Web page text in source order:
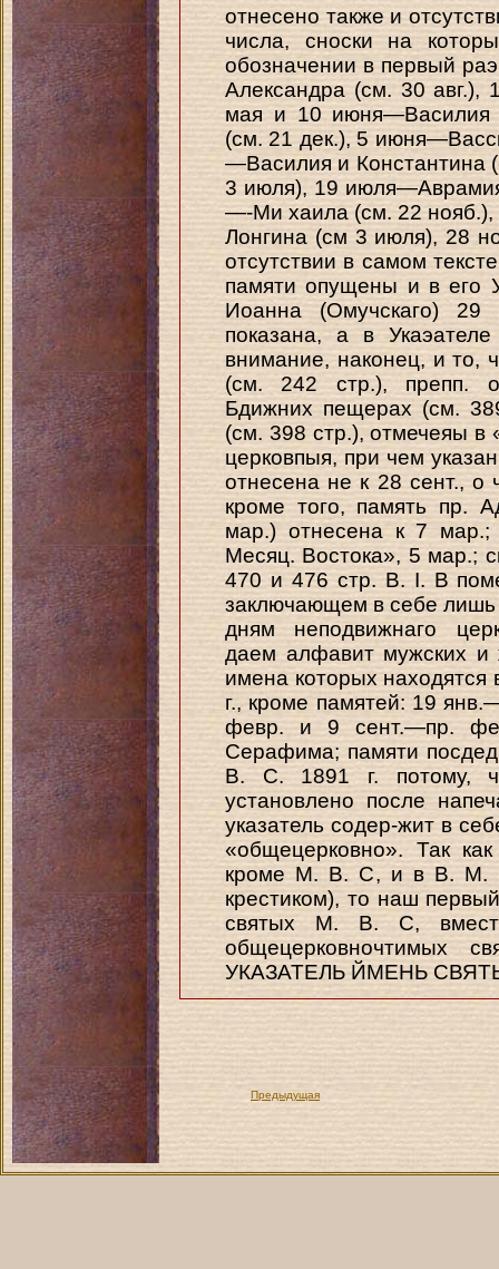
отнесено также и
числа, сноски на
обозначении в первый
Александра (см. 30
мая и 10
(см. 21 дек.), 5
—Василия и
3 июля), 19
—-Ми хаила (см. 22
Лонгина (см 3 июля), 28
отсутствии в самом
памяти опущены и в его
Иоанна (Омучскаго)
показана, а в
внимание, наконец, и то,
(см. 242 стр.), препп.
Бдижних пещерах (см.
(см. 398 стр.), отмечеяы
церковпыя, при чем
отнесена не к 28 сент.,
кроме того, память пр.
мар.) отнесена к 7 мар.;
Месяц. Востока», 5 мар.;
470 и 476 стр. В. I. В
заключающем в себе лишь
дням неподвижнаго
даем алфавит мужских и
имена которых
г., кроме памятей: 19
февр. и 9 сент.—пр.
Серафима; памяти
В. С. 1891 г. потому,
установлено после
указатель содер-жит в
«общецерковно». Так
кроме M. В. С, и в В. М.
крестиком), то наш
святых M. В. С,
общецерковночтимых
УКАЗАТЕЛЬ ЙМЕНЬ
Предыдущая